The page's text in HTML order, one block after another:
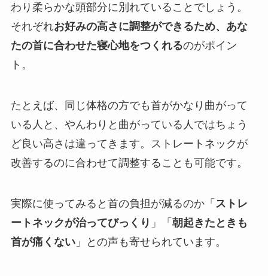
わり柔らかな頭部分に別れていることでしょう。
それぞれお好みの高さに調整ができるため、あな
たの首に合わせた寝心地をつくれるのがポイン
ト。
たとえば、同じ体格の方でも首がかなり曲がって
いる人と、やんわりと曲がっている人ではちょう
ど良い高さは違ってきます。ストレートネックが
改善するのに合わせて調整することも可能です。
実際に使ってみると首の負担が減るのか「 ストレ
ートネックが治ってびっくり 」「 朝起きたときも
首が痛くない」との声も寄せられています。